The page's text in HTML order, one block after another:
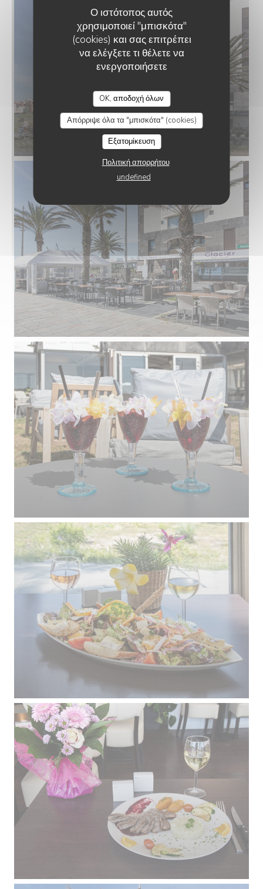
Ο ιστότοπος αυτός
χρησιμοποιεί "μπισκότα"
(cookies) και σας επιτρέπει
να ελέγξετε τι θέλετε να
ενεργοποιήσετε
OK, αποδοχή όλων
Απόρριψε όλα τα "μπισκότα" (cookies)
Εξατομίκευση
Πολιτική απορρήτου
undefined
RESTAURANT LES ROCHES MARINES